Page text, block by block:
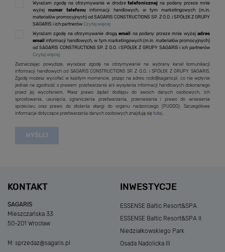
Wyrażam zgodę na otrzymywanie w drodzetelefonicznej na podany przeze mnie
wyżejnumer telefonu informacji handlowych, w tym marketingowych (m.in.
materiałów promocyjnych) od SAGARIS CONSTRUCTIONS SP. Z O.O. i SPÓŁEK Z GRUPY
SAGARIS i ich partnerów Czytaj więcej
Wyrażam zgodę na otrzymywanie drogąemail na podany przeze mnie wyżejadres
email informacji handlowych, w tym marketingowych (m.in. materiałów promocyjnych)
od SAGARIS CONSTRUCTIONS SP. Z O.O. i SPÓŁEK Z GRUPY SAGARIS i ich partnerów
Czytaj więcej
Zaznaczając powyższe, wyrażasz zgodę na otrzymywanie na wybrany kanał komunikacji
informacji handlowych od SAGARIS CONSTRUCTIONS SP. Z O.O. i SPÓŁEK Z GRUPY SAGARIS.
Zgodę możesz wycofać w każdym momencie, pisząc na adres: rodo@sagaris.pl, co nie wpłynie
jednak na zgodność z prawem przetwarzania ani wysyłania informacji handlowych dokonanego
przed jej wycofaniem. Masz prawo żądać dostępu do swoich danych osobowych, ich
sprostowania, usunięcia, ograniczenia przetwarzania, przeniesienia i prawo do wniesienia
sprzeciwu oraz prawo do złożenia skargi do organu nadzorczego (PUODO). Szczegółowe
informacje dotyczące przetwarzania danych osobowych znajdują się tutaj.
KONTAKT
SAGARIS
Mieszczańska 33
50-201 Wrocław
M: sprzedaz@sagaris.pl
INWESTYCJE
ESSENSE Baltic Resort&SPA
ESSENSE Baltic Resort&SPA II
Niedziałkowskiego Park
Osada Nadolicka III